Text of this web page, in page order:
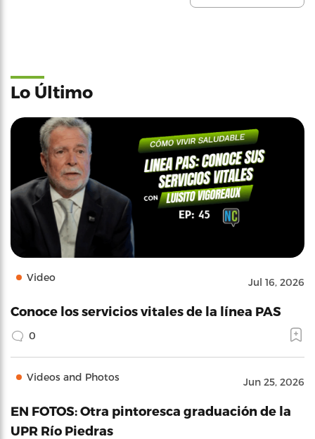
Lo Último
Video Jul 16, 2026
Conoce los servicios vitales de la línea PAS
0
Videos and Photos Jun 25, 2026
EN FOTOS: Otra pintoresca graduación de la
UPR Río Piedras